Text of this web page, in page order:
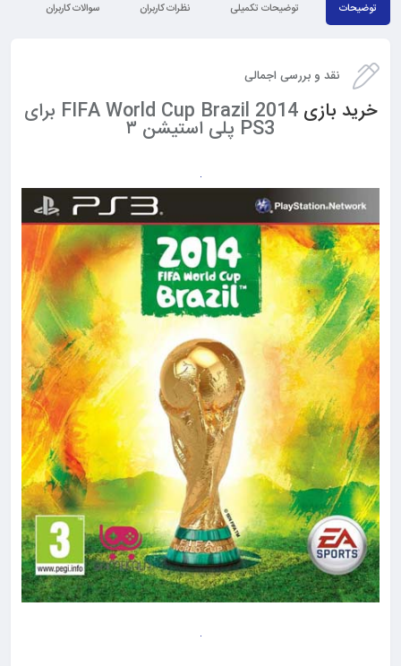
توضیحات توضیحات تکمیلی نظرات کاربران سوالات کاربران
نقد و بررسی اجمالی
خرید بازی FIFA World Cup Brazil 2014 برای
PS3 پلی استیشن ۳